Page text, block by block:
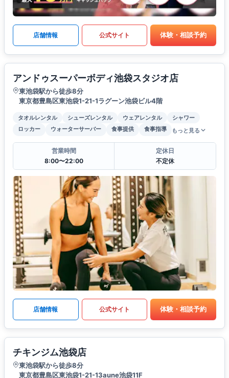
店舗情報 公式サイト 体験・相談予約
アンドゥスーパーボディ池袋スタジオ店
東池袋駅から徒歩8分
東京都豊島区東池袋1-21-1ラグーン池袋ビル4階
タオルレンタル シューズレンタル ウェアレンタル
シャワー
ロッカー
ウォーターサーバー 食事提供 食事指導 もっと見る
営業時間
8:00〜22:00
定休日
不定休
店舗情報 公式サイト 体験・相談予約
チキンジム池袋店
東池袋駅から徒歩8分
東京都豊島区東池袋1-21-13aune池袋11F